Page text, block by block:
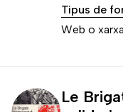
Tipus de
Web o
Le